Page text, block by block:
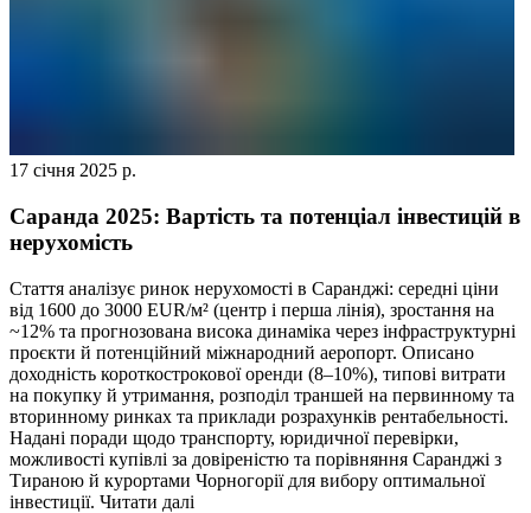
17 січня 2025 р.
Саранда 2025: Вартість та потенціал інвестицій в
нерухомість
Стаття аналізує ринок нерухомості в Саранджі: середні ціни
від 1600 до 3000 EUR/м² (центр і перша лінія), зростання на
~12% та прогнозована висока динаміка через інфраструктурні
проєкти й потенційний міжнародний аеропорт. Описано
доходність короткострокової оренди (8–10%), типові витрати
на покупку й утримання, розподіл траншей на первинному та
вторинному ринках та приклади розрахунків рентабельності.
Надані поради щодо транспорту, юридичної перевірки,
можливості купівлі за довіреністю та порівняння Саранджі з
Тираною й курортами Чорногорії для вибору оптимальної
інвестиції. Читати далі